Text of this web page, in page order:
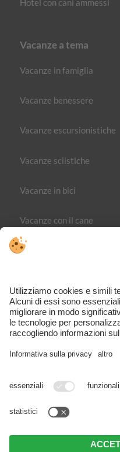
Vacanze a tema
Vacanze in famiglia
Vacanze benessere
Vacanze escursionistiche
Vacanze sciistiche
Vacanze in bici
Vacanze con il cane
Part. IVA IT02365710215
Impostazioni cookie individuali
alloggi nella regione di
contenuti, potrebbero
l’accuratezza e la